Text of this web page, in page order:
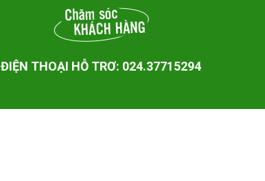
ĐIỆN THOẠI HỖ TRƠ: 024.37715294